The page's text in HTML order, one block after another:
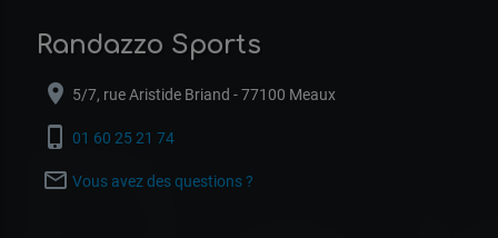
Randazzo Sports
location_on 5/7, rue Aristide Briand - 77100 Meaux
phone_iphone 01 60 25 21 74
mail_outline Vous avez des questions ?